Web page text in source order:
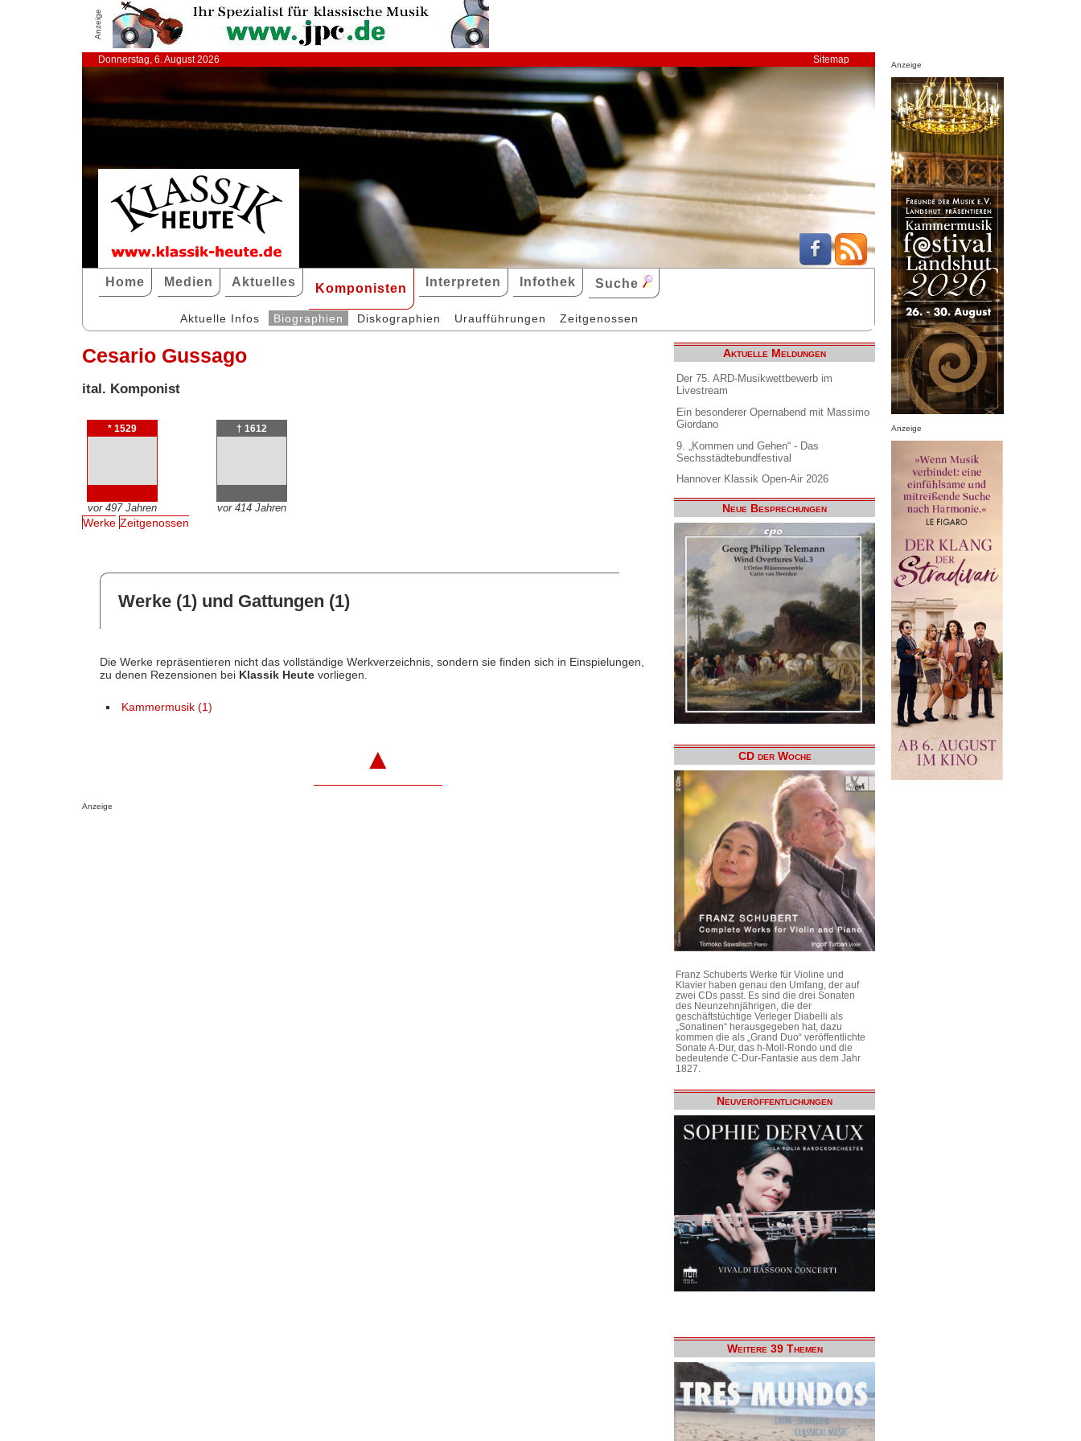
Anzeige
Donnerstag, 6. August 2026 Sitemap
Home Medien Aktuelles Komponisten Interpreten Infothek Suche
Aktuelle Infos Biographien Diskographien Uraufführungen Zeitgenossen
Cesario Gussago
ital. Komponist
* 1529
vor 497 Jahren
† 1612
vor 414 Jahren
Werke Zeitgenossen
Werke (1) und Gattungen (1)
Die Werke repräsentieren nicht das vollständige Werkverzeichnis, sondern sie finden sich in Einspielungen,
zu denen Rezensionen bei Klassik Heutevorliegen.
Kammermusik (1)
▲
Anzeige
Aktuelle Meldungen
Der 75. ARD-Musikwettbewerb im
Livestream
Ein besonderer Opernabend mit Massimo
Giordano
9. „Kommen und Gehen“ - Das
Sechsstädtebundfestival
Hannover Klassik Open-Air 2026
Neue Besprechungen
CD der Woche
Franz Schuberts Werke für Violine und
Klavier haben genau den Umfang, der auf
zwei CDs passt. Es sind die drei Sonaten
des Neunzehnjährigen, die der
geschäftstüchtige Verleger Diabelli als
„Sonatinen“ herausgegeben hat, dazu
kommen die als „Grand Duo“ veröffentlichte
Sonate A-Dur, das h-Moll-Rondo und die
bedeutende C-Dur-Fantasie aus dem Jahr
1827.
Neuveröffentlichungen
Weitere 39 Themen
Anzeige
Anzeige